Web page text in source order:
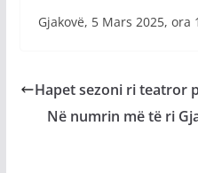
Gjakovë, 5 Mars 2025, ora
Hapet sezoni ri teatror
Në numrin më të ri